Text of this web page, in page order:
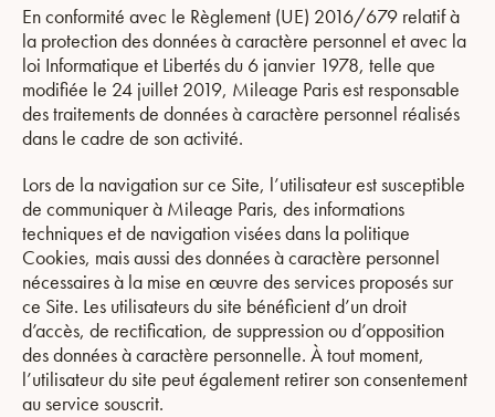
En conformité avec le Règlement (UE) 2016/679 relatif à
la protection des données à caractère personnel et avec la
loi Informatique et Libertés du 6 janvier 1978, telle que
modifiée le 24 juillet 2019, Mileage Paris est responsable
des traitements de données à caractère personnel réalisés
dans le cadre de son activité.
Lors de la navigation sur ce Site, l’utilisateur est susceptible
de communiquer à Mileage Paris, des informations
techniques et de navigation visées dans la politique
Cookies, mais aussi des données à caractère personnel
nécessaires à la mise en œuvre des services proposés sur
ce Site. Les utilisateurs du site bénéficient d’un droit
d’accès, de rectification, de suppression ou d’opposition
des données à caractère personnelle. À tout moment,
l’utilisateur du site peut également retirer son consentement
au service souscrit.